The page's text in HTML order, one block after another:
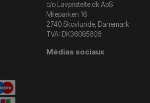
c/o Lavpristelte.dk ApS
Mileparken 16
2740 Skovlunde, Danemark
TVA: DK36085606
Médias sociaux